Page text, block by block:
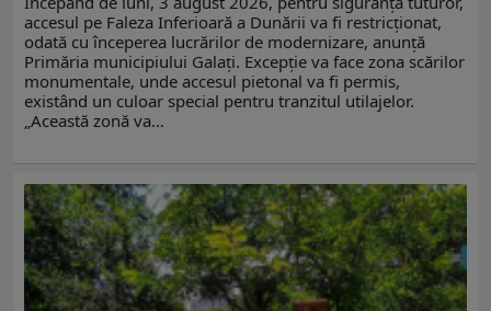
accesul pe Faleza Inferioară a Dunării va fi restricționat,
odată cu începerea lucrărilor de modernizare, anunţă
Primăria municipiului Galați. Excepție va face zona scărilor
monumentale, unde accesul pietonal va fi permis,
existând un culoar special pentru tranzitul utilajelor.
„Această zonă va…